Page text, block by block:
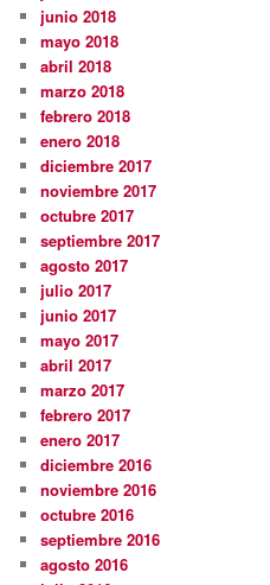
junio 2018
mayo 2018
abril 2018
marzo 2018
febrero 2018
enero 2018
diciembre 2017
noviembre 2017
octubre 2017
septiembre 2017
agosto 2017
julio 2017
junio 2017
mayo 2017
abril 2017
marzo 2017
febrero 2017
enero 2017
diciembre 2016
noviembre 2016
octubre 2016
septiembre 2016
agosto 2016